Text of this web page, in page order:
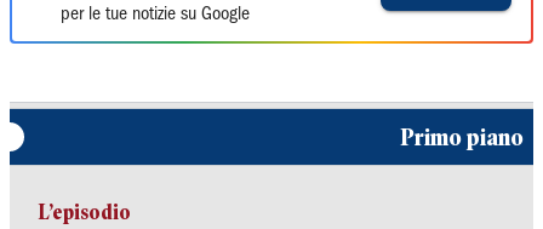
per le tue notizie su Google
Primo piano
L’episodio